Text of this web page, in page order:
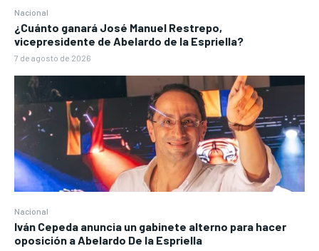
Nacional
¿Cuánto ganará José Manuel Restrepo,
vicepresidente de Abelardo de la Espriella?
7 de agosto de 2026
Nacional
Iván Cepeda anuncia un gabinete alterno para hacer
oposición a Abelardo De la Espriella